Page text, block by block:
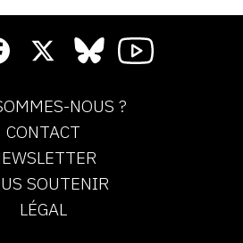
NOUS ?
CONTACT
SOUTENIR
LÉGAL